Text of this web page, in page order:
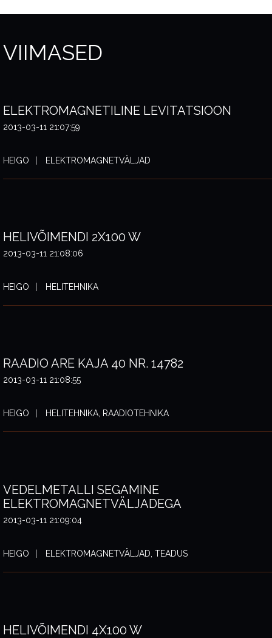
VIIMASED
ELEKTROMAGNETILINE LEVITATSIOON
2013-03-11 21:07:59
HEIGO ELEKTROMAGNETVÄLJAD
HELIVÕIMENDI 2X100 W
2013-03-11 21:08:06
HEIGO HELITEHNIKA
RAADIO ARE KAJA 40 NR. 14782
2013-03-11 21:08:55
HEIGO HELITEHNIKA, RAADIOTEHNIKA
VEDELMETALLI SEGAMINE
ELEKTROMAGNETVÄLJADEGA
2013-03-11 21:09:04
HEIGO ELEKTROMAGNETVÄLJAD, TEADUS
HELIVÕIMENDI 4X100 W